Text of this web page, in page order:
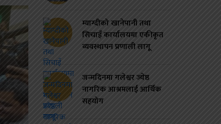
म्याग्दीको खानेपानी तथा
सिचाइँ कार्यालयमा एकीकृत
व्यवस्थापन प्रणाली लागू
जन्मदिनमा गलेश्वर ज्येष्ठ
नागरिक आश्रमलाई आर्थिक
सहयोग